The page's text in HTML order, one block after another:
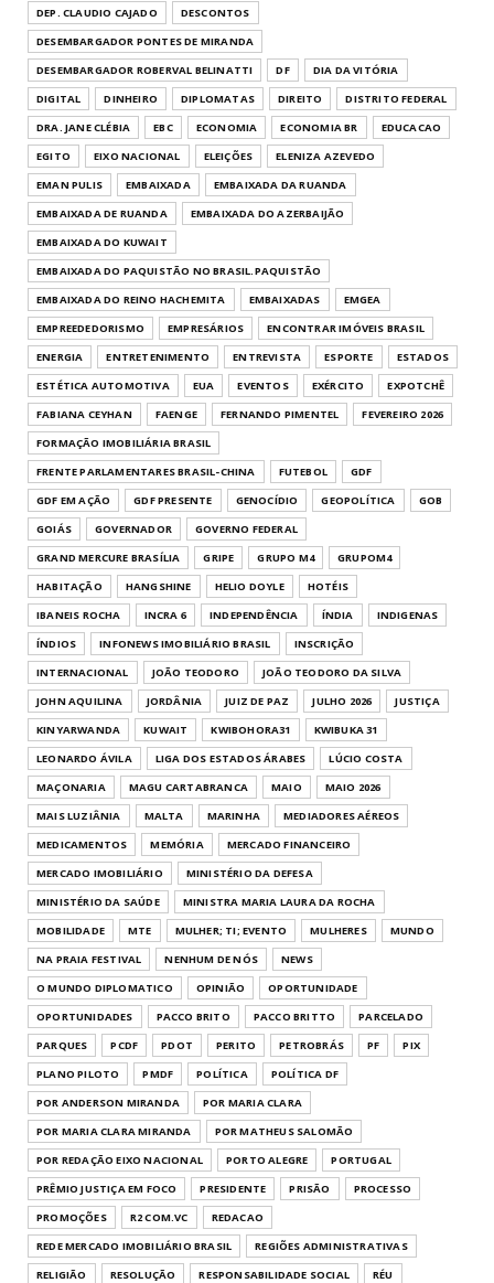
DEP. CLAUDIO CAJADO
DESCONTOS
DESEMBARGADOR PONTES DE MIRANDA
DESEMBARGADOR ROBERVAL BELINATTI
DF
DIA DA VITÓRIA
DIGITAL
DINHEIRO DIPLOMATAS DIREITO
DISTRITO FEDERAL
DRA. JANE CLÉBIA
EBC ECONOMIA ECONOMIA BR
EDUCACAO
EGITO
EIXO NACIONAL ELEIÇÕES
ELENIZA AZEVEDO
EMAN PULIS
EMBAIXADA
EMBAIXADA DA RUANDA
EMBAIXADA DE RUANDA
EMBAIXADA DO AZERBAIJÃO
EMBAIXADA DO KUWAIT
EMBAIXADA DO PAQUISTÃO NO BRASIL.PAQUISTÃO
EMBAIXADA DO REINO HACHEMITA
EMBAIXADAS
EMGEA
EMPREEDEDORISMO
EMPRESÁRIOS
ENCONTRAR IMÓVEIS BRASIL
ENERGIA
ENTRETENIMENTO ENTREVISTA ESPORTE
ESTADOS
ESTÉTICA AUTOMOTIVA
EUA EVENTOS EXÉRCITO
EXPOTCHÊ
FABIANA CEYHAN
FAENGE FERNANDO PIMENTEL
FEVEREIRO 2026
FORMAÇÃO IMOBILIÁRIA BRASIL
FRENTE PARLAMENTARES BRASIL-CHINA
FUTEBOL
GDF
GDF EM AÇÃO
GDF PRESENTE GENOCÍDIO GEOPOLÍTICA
GOB
GOIÁS
GOVERNADOR
GOVERNO FEDERAL
GRAND MERCURE BRASÍLIA
GRIPE GRUPO M4
GRUPOM4
HABITAÇÃO
HANGSHINE HELIO DOYLE
HOTÉIS
IBANEIS ROCHA
INCRA 6 INDEPENDÊNCIA ÍNDIA
INDIGENAS
ÍNDIOS
INFONEWS IMOBILIÁRIO BRASIL
INSCRIÇÃO
INTERNACIONAL
JOÃO TEODORO
JOÃO TEODORO DA SILVA
JOHN AQUILINA
JORDÂNIA JUIZ DE PAZ JULHO 2026
JUSTIÇA
KINYARWANDA
KUWAIT KWIBOHORA31
KWIBUKA 31
LEONARDO ÁVILA
LIGA DOS ESTADOS ÁRABES
LÚCIO COSTA
MAÇONARIA
MAGU CARTABRANCA MAIO
MAIO 2026
MAIS LUZIÂNIA
MALTA MARINHA
MEDIADORES AÉREOS
MEDICAMENTOS
MEMÓRIA
MERCADO FINANCEIRO
MERCADO IMOBILIÁRIO
MINISTÉRIO DA DEFESA
MINISTÉRIO DA SAÚDE
MINISTRA MARIA LAURA DA ROCHA
MOBILIDADE
MTE MULHER; TI; EVENTO MULHERES
MUNDO
NA PRAIA FESTIVAL
NENHUM DE NÓS
NEWS
O MUNDO DIPLOMATICO
OPINIÃO
OPORTUNIDADE
OPORTUNIDADES
PACCO BRITO PACCO BRITTO
PARCELADO
PARQUES
PCDF PDOT PERITO PETROBRÁS PF
PIX
PLANO PILOTO
PMDF POLÍTICA
POLÍTICA DF
POR ANDERSON MIRANDA
POR MARIA CLARA
POR MARIA CLARA MIRANDA
POR MATHEUS SALOMÃO
POR REDAÇÃO EIXO NACIONAL
PORTO ALEGRE
PORTUGAL
PRÊMIO JUSTIÇA EM FOCO
PRESIDENTE PRISÃO
PROCESSO
PROMOÇÕES
R2 COM.VC
REDACAO
REDE MERCADO IMOBILIÁRIO BRASIL
REGIÕES ADMINISTRATIVAS
RELIGIÃO
RESOLUÇÃO RESPONSABILIDADE SOCIAL
RÉU